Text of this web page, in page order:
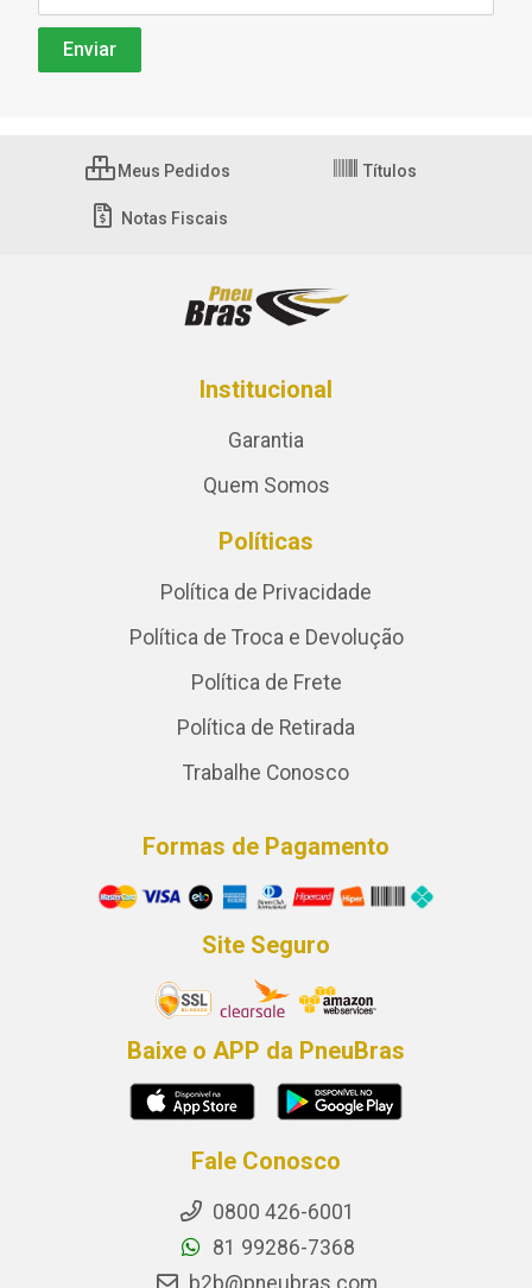
Meus Pedidos Títulos
Notas Fiscais
Institucional
Garantia
Quem Somos
Políticas
Política de Privacidade
Política de Troca e Devolução
Política de Frete
Política de Retirada
Trabalhe Conosco
Formas de Pagamento
Site Seguro
Baixe o APP da PneuBras
Fale Conosco
0800 426-6001
81 99286-7368
b2b@pneubras.com